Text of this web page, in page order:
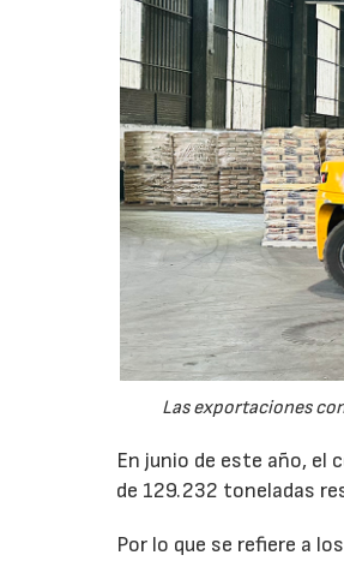
Las exportaciones
En junio de este año, el
de 129.232 toneladas
Por lo que se refiere a